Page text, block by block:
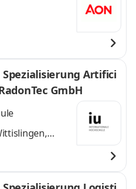
Spezialisierung Artifici
GmbH